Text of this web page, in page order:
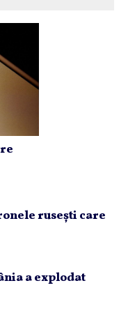
ruseşti care
a explodat